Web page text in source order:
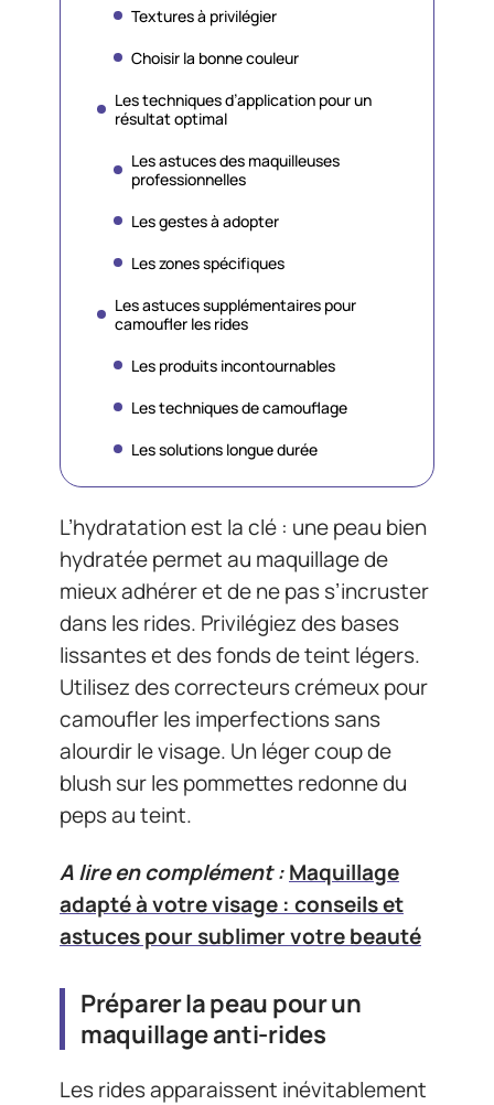
Textures à privilégier
Choisir la bonne couleur
Les techniques d’application pour un
résultat optimal
Les astuces des maquilleuses
professionnelles
Les gestes à adopter
Les zones spécifiques
Les astuces supplémentaires pour
camoufler les rides
Les produits incontournables
Les techniques de camouflage
Les solutions longue durée
L’hydratation est la clé : une peau bien
hydratée permet au maquillage de
mieux adhérer et de ne pas s’incruster
dans les rides. Privilégiez des bases
lissantes et des fonds de teint légers.
Utilisez des correcteurs crémeux pour
camoufler les imperfections sans
alourdir le visage. Un léger coup de
blush sur les pommettes redonne du
peps au teint.
A lire en complément :Maquillage
adapté à votre visage : conseils et
astuces pour sublimer votre beauté
Préparer la peau pour un
maquillage anti-rides
Les rides apparaissent inévitablement